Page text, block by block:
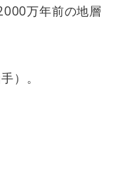
万年前の地層
）。